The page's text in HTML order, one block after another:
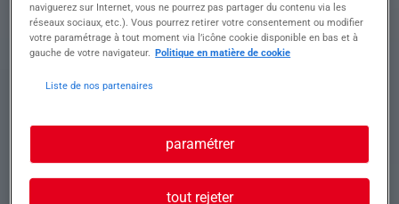
• Formation en carrosserie-peinture automobile
(CAP, Bac Pro ou équivalent)
• Expérience en atelier de carrosserie impératif
• Sens de l'organisation et de la qualité
naviguerez sur Internet, vous ne pourrez pas partager du contenu via les
réseaux sociaux, etc.). Vous pourrez retirer votre consentement ou modifier
votre paramétrage à tout moment via l’icône cookie disponible en bas et à
gauche de votre navigateur. Politique en matière de cookie
Liste de nos partenaires
paramétrer
tout rejeter